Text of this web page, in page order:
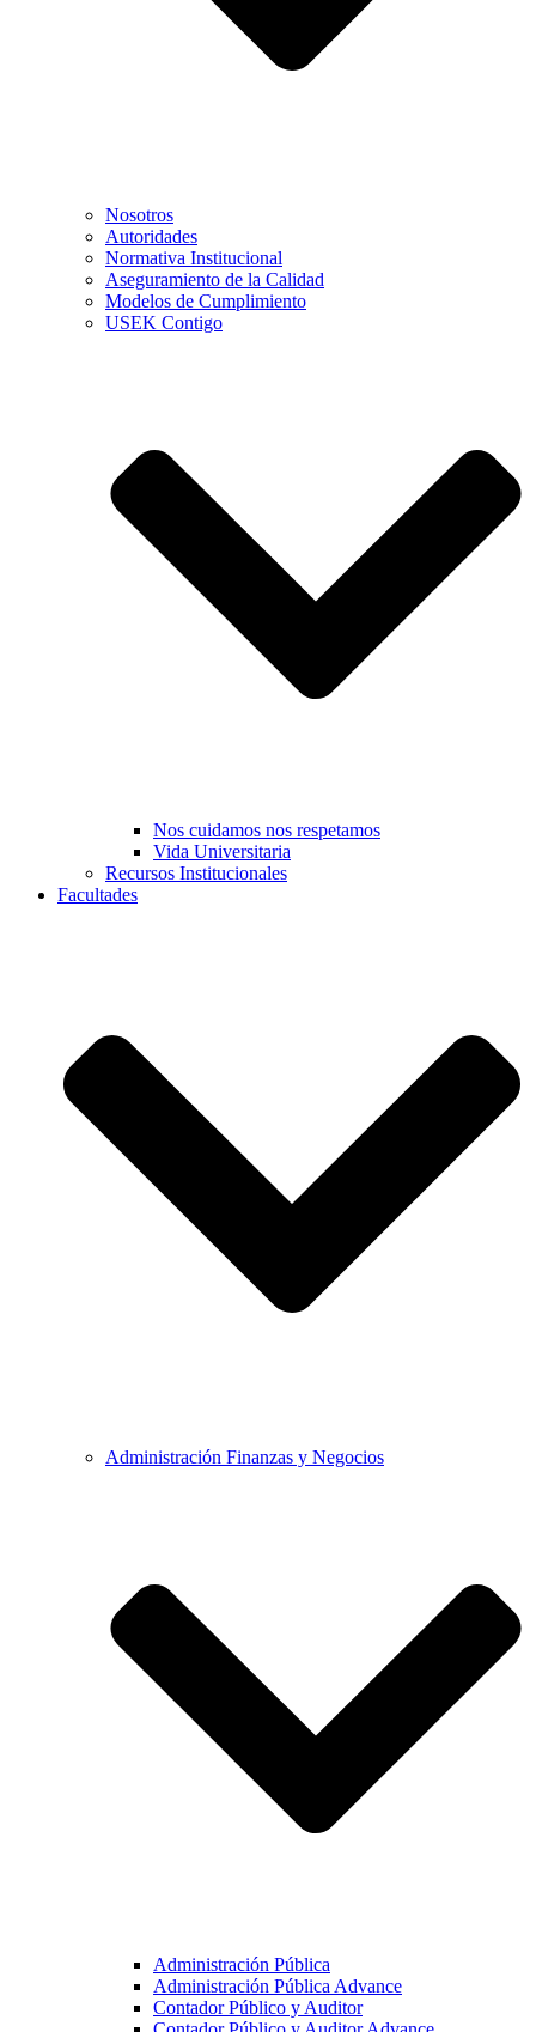
Nosotros
Autoridades
Normativa Institucional
Aseguramiento de la Calidad
Modelos de Cumplimiento
USEK Contigo
Nos cuidamos nos respetamos
Vida Universitaria
Recursos Institucionales
Facultades
Administración Finanzas y Negocios
Administración Pública
Administración Pública Advance
Contador Público y Auditor